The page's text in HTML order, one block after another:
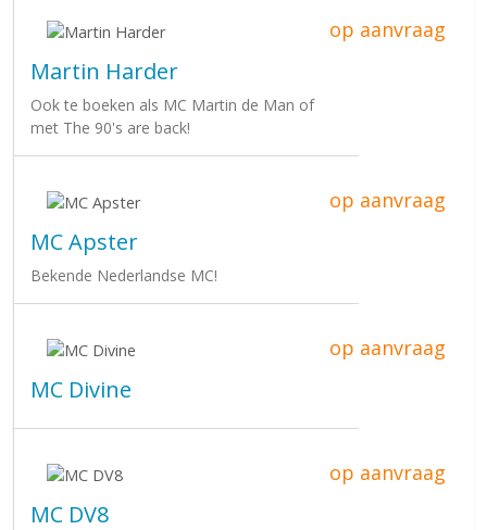
Martin Harder
Ook te boeken als MC Martin de Man of
met The 90's are back!
op aanvraag
MC Apster
Bekende Nederlandse MC!
op aanvraag
MC Divine
op aanvraag
MC DV8
op aanvraag